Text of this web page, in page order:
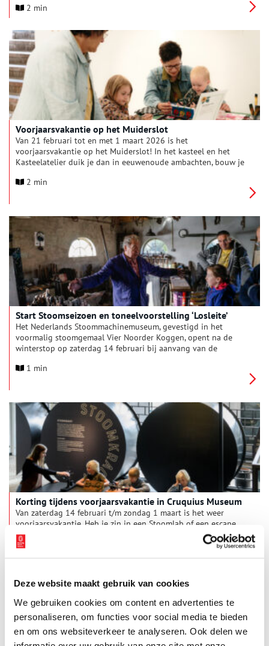
Deze website maakt gebruik van cookies
We gebruiken cookies om content en advertenties te
personaliseren, om functies voor social media te bieden
en om ons websiteverkeer te analyseren. Ook delen we
het Archeologie Avontuur, met nog een keer ‘Experts vertellen’.
maandag.
2 min
Voorjaarsvakantie op het Muiderslot
Van 21 februari tot en met 1 maart 2026 is het
voorjaarsvakantie op het Muiderslot! In het kasteel en het
Kasteelatelier duik je dan in eeuwenoude ambachten, bouw je
Hoe zag het leven in een kasteel er vroeger uit? Welke
de voorjaarsvakantie ontdek je het al doende: met wol, textiel,
LEGO® en heel veel verbeeldingskracht.
2 min
Start Stoomseizoen en toneelvoorstelling ‘Losleite’
Het Nederlands Stoommachinemuseum, gevestigd in het
voormalig stoomgemaal Vier Noorder Koggen, opent na de
winterstop op zaterdag 14 februari bij aanvang van de
museum herbergt één van de grootste collecties nog werkende
ontdekking van de stoommachine die de wereld veranderde.
1 min
Korting tijdens voorjaarsvakantie in Cruquius Museum
Van zaterdag 14 februari t/m zondag 1 maart is het weer
voorjaarsvakantie. Heb je zin in een Stoomlab of een escape
game in het gemaal? Of wil je je verkleden als Ot & Sien en zo
een speurtocht doen in het gemaal of in het nieuwe
museumpaviljoen? Kom dan naar het Cruquius Museum. Er is
museum.nl voor een overzicht van alle activiteiten.